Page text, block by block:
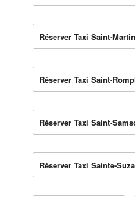
Réserver Taxi Saint-
Réserver Taxi Saint-
Réserver Taxi Saint-
Réserver Taxi Sainte-